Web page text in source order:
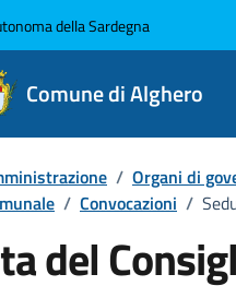
della Sardegna
Comune di Alghero
/ Organi di
/ Convocazioni /
del